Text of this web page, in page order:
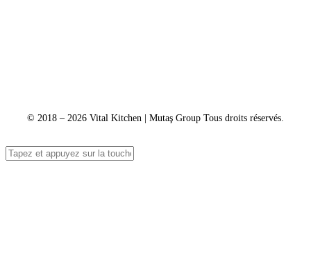
© 2018 – 2026 Vital Kitchen | Mutaş Group Tous droits réservés.